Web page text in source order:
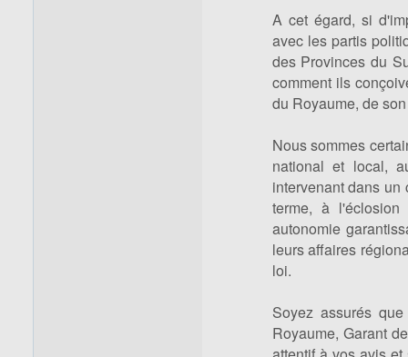
A cet égard, si
avec les partis
des Provinces du
comment ils
du Royaume, de
Nous sommes
national et local,
intervenant dans
terme, à l'éclosion
autonomie
leurs affaires
loi.
Soyez assurés
Royaume, Garant